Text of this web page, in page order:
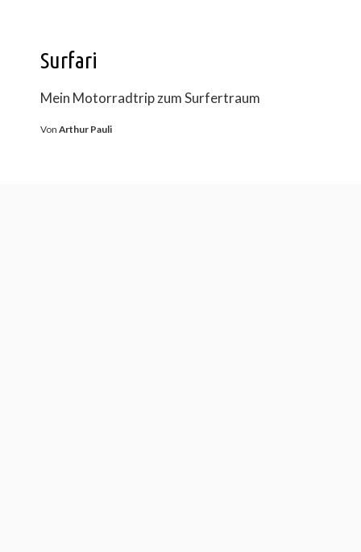
Surfari
Mein Motorradtrip zum Surfertraum
Von Arthur Pauli